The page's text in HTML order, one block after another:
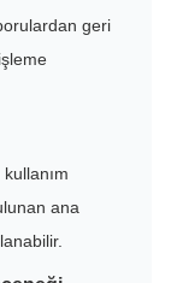
geri
ana